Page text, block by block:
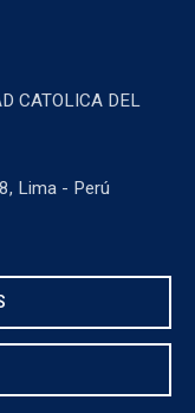
CATOLICA DEL
Lima - Perú